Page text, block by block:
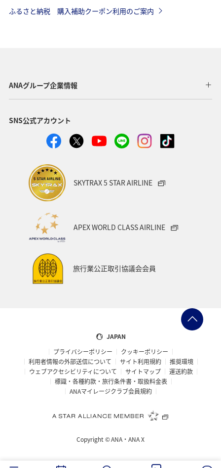
ふるさと納税 購入補助クーポン利用のご案内
ANAグループ企業情報
SNS公式アカウント
SKYTRAX 5 STAR AIRLINE
APEX WORLD CLASS AIRLINE
旅行業公正取引協議会会員
JAPAN
プライバシーポリシー
クッキーポリシー
利用者情報の外部送信について
サイト利用規約
推奨環境
ウェブアクセシビリティについて
サイトマップ
運送約款
標識・各種約款・旅行条件書・取扱料金表
ANAマイレージクラブ会員規約
Copyright ©ANA・ANA X